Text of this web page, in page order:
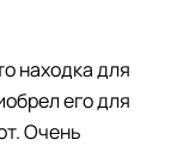
находка для
его для
Очень